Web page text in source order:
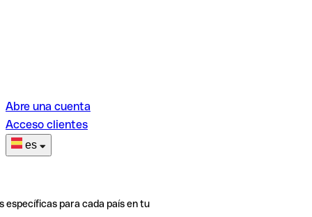
Abre una cuenta
Acceso clientes
es
específicas para cada país en tu